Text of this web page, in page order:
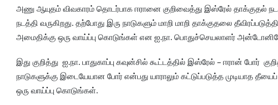
அணு ஆயுதம் விவகாரம் தொடர்பாக ஈரானை குறிவைத்து இஸ்ரேல் தாக்குதல்
நடத்தி வருகிறது. தற்போது இரு நாடுகளும் மாறி மாறி தாக்குதலை
அமைதிக்கு ஒரு வாய்ப்பு கொடுங்கள் என ஐ.நா. பொதுச்செயலாளர்
இது குறித்து ஐ.நா. பாதுகாப்பு கவுன்சில் கூட்டத்தில் இஸ்ரேல் – ஈரான்
நாடுகளுக்கு இடையேயான போர் என்பது யாராலும் கட்டுப்படுத்த முடியாத
ஒரு வாய்ப்பு கொடுங்கள்.